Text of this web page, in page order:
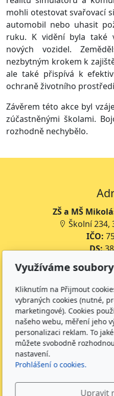
mohli otestovat svařovací
automobil nebo uhasit
ruku. K vidění byla také
nových vozidel.
nezbytným krokem k
ale také přispívá k
ochraně životního
Závěrem této akce byl
zúčastněnými školami.
rozhodně nechybělo.
ZŠ a MŠ
Školní 234,
IČO:
DS:
Číslo účtu školy:
Číslo účtu
+420 734 316
+420 733 539 322 -
+420 733 539
Využíváme
Kliknutím na Přijmout
vybraných cookies (nutné,
marketingové). Cookies
našeho webu, měření jeho
personalizaci reklam. To
můžete svobodně
nastavení.
Prohlášení o cookies.
Upravit